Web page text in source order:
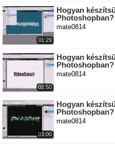
01:29
Hogyan
Photoshopban?
mate0814
02:50
Hogyan
Photoshopban?
mate0814
03:00
Hogyan
Photoshopban?
mate0814